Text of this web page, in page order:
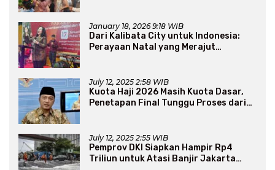
January 18, 2026 9:18 WIB
Dari Kalibata City untuk Indonesia:
Perayaan Natal yang Merajut
July 12, 2025 2:58 WIB
Kuota Haji 2026 Masih Kuota Dasar,
Penetapan Final Tunggu Proses dari
July 12, 2025 2:55 WIB
Pemprov DKI Siapkan Hampir Rp4
Triliun untuk Atasi Banjir Jakarta